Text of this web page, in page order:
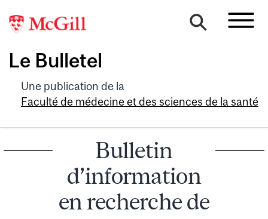
Le Bulletel
Une publication de la
Faculté de médecine et des sciences de la santé
Bulletin
d’information
en recherche de